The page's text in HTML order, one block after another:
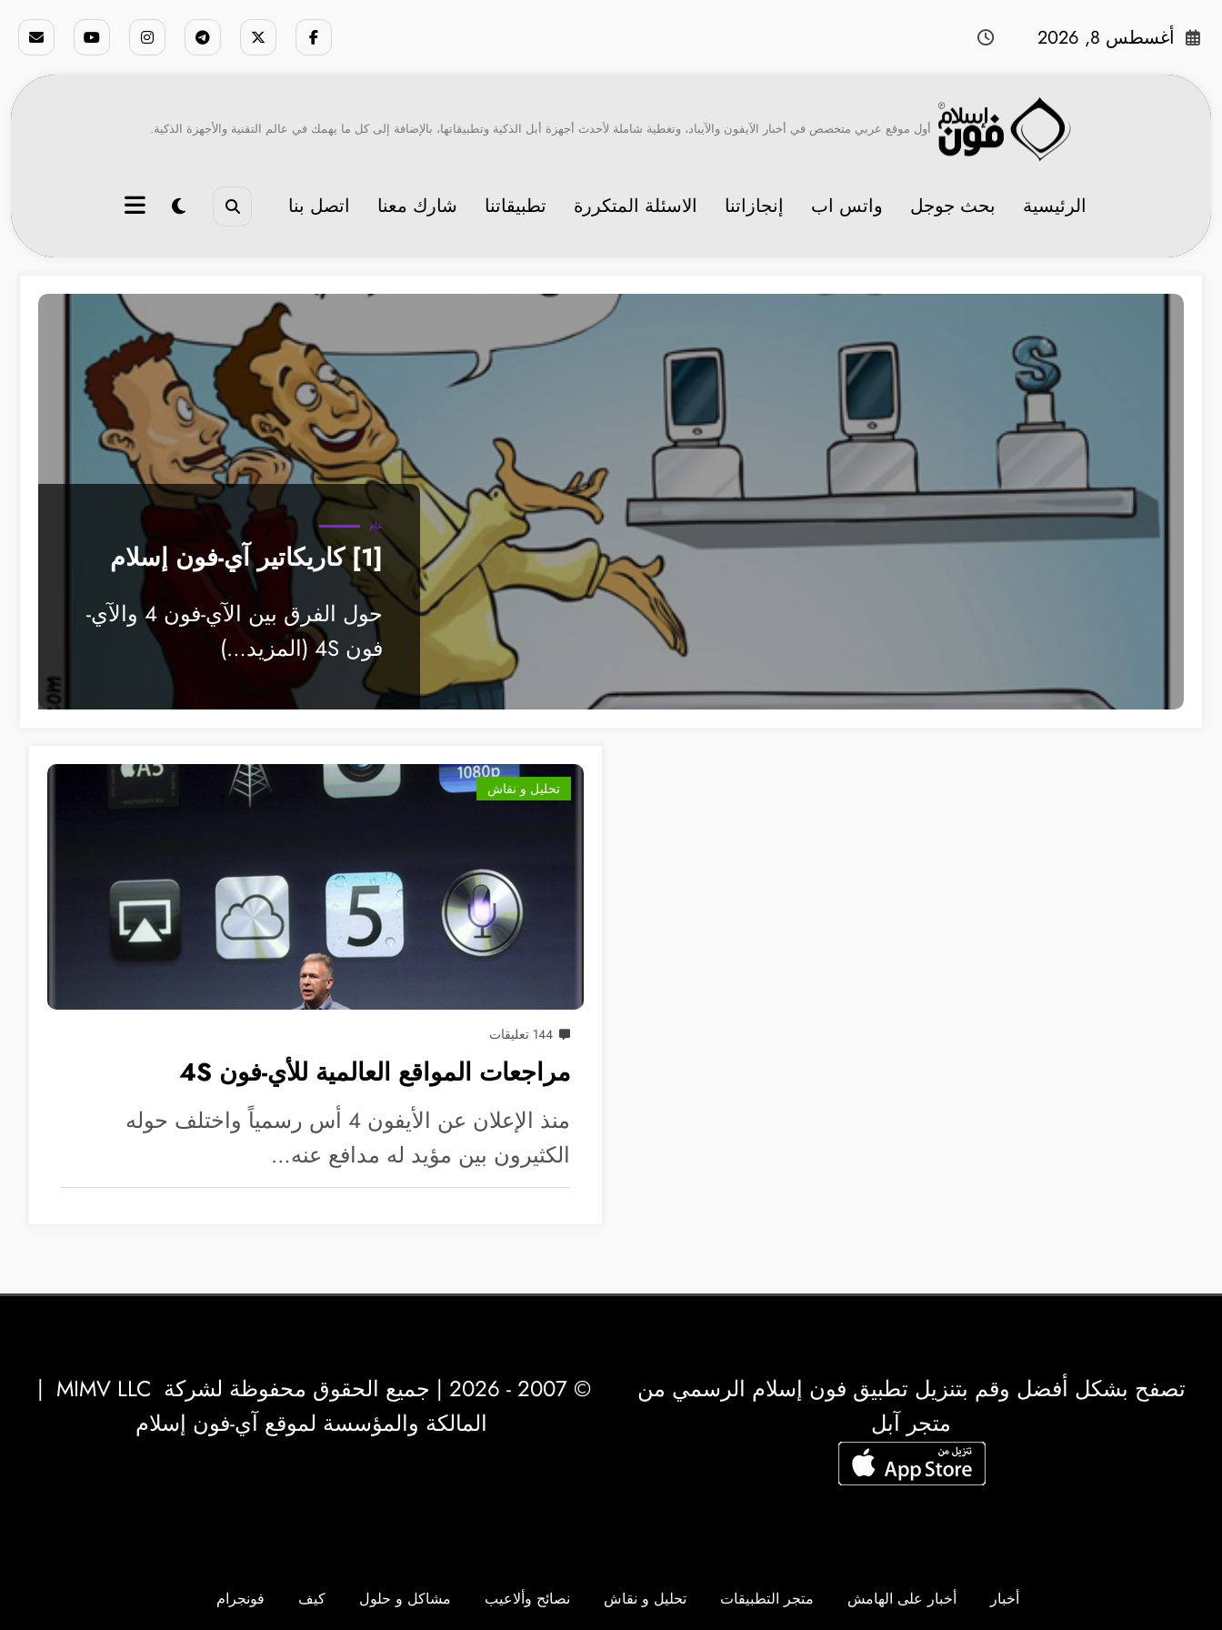
أغسطس 8, 2026
أول موقع عربي متخصص في أخبار الآيفون والآيباد، وتغطية شاملة لأحدث أجهزة أبل الذكية وتطبيقاتها، بالإضافة إلى كل ما يهمك في عالم التقنية والأجهزة الذكية.
الرئيسية بحث جوجل واتس اب إنجازاتنا الاسئلة المتكررة تطبيقاتنا شارك معنا اتصل بنا
عام
[1] كاريكاتير آي-فون إسلام
حول الفرق بين الآي-فون 4 والآي-
فون 4S (المزيد…)
تحليل و نقاش
144 تعليقات
مراجعات المواقع العالمية للأي-فون 4S
منذ الإعلان عن الأيفون 4 أس رسمياً واختلف حوله
الكثيرون بين مؤيد له مدافع عنه…
تصفح بشكل أفضل وقم بتنزيل تطبيق فون إسلام الرسمي من
متجر آبل
© 2007 - 2026 | جميع الحقوق محفوظة لشركة MIMV LLC
|
المالكة والمؤسسة لموقع آي-فون إسلام
أخبار أخبار على الهامش متجر التطبيقات تحليل و نقاش نصائح وألاعيب مشاكل و حلول كيف فونجرام